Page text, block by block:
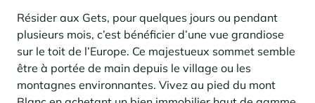
Résider aux Gets, pour quelques jours ou pendant
plusieurs mois, c’est bénéficier d’une vue grandiose
sur le toit de l’Europe. Ce majestueux sommet semble
être à portée de main depuis le village ou les
montagnes environnantes. Vivez au pied du mont